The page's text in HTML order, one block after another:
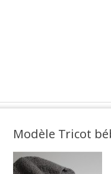
Modèle Tricot